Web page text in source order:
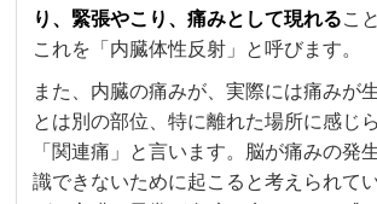
り、緊張やこり、痛みとして現れるこ
これを「内臓体性反射」と呼びます。
また、内臓の痛みが、実際には痛みが
とは別の部位、特に離れた場所に感じ
「関連痛」と言います。脳が痛みの発
識できないために起こると考えられて